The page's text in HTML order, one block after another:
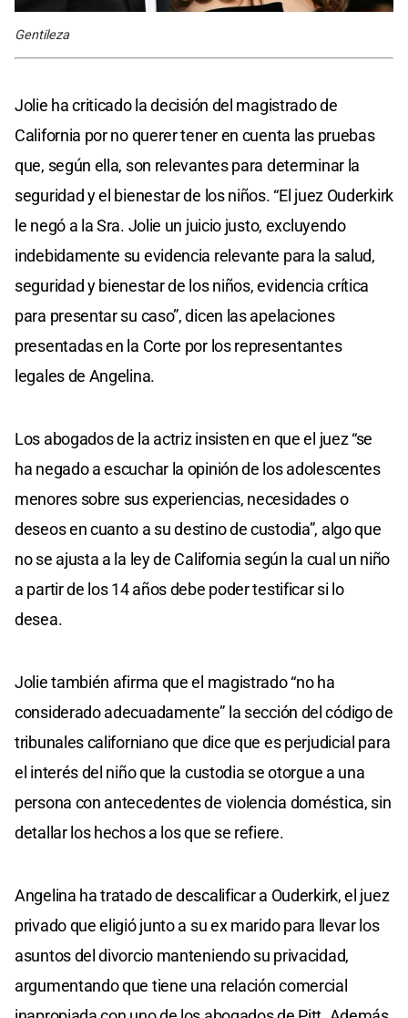
Gentileza
Jolie ha criticado la decisión del magistrado de
California por no querer tener en cuenta las pruebas
que, según ella, son relevantes para determinar la
seguridad y el bienestar de los niños. “El juez Ouderkirk
le negó a la Sra. Jolie un juicio justo, excluyendo
indebidamente su evidencia relevante para la salud,
seguridad y bienestar de los niños, evidencia crítica
para presentar su caso”, dicen las apelaciones
presentadas en la Corte por los representantes
legales de Angelina.
Los abogados de la actriz insisten en que el juez “se
ha negado a escuchar la opinión de los adolescentes
menores sobre sus experiencias, necesidades o
deseos en cuanto a su destino de custodia”, algo que
no se ajusta a la ley de California según la cual un niño
a partir de los 14 años debe poder testificar si lo
desea.
Jolie también afirma que el magistrado “no ha
considerado adecuadamente” la sección del código de
tribunales californiano que dice que es perjudicial para
el interés del niño que la custodia se otorgue a una
persona con antecedentes de violencia doméstica, sin
detallar los hechos a los que se refiere.
Angelina ha tratado de descalificar a Ouderkirk, el juez
privado que eligió junto a su ex marido para llevar los
asuntos del divorcio manteniendo su privacidad,
argumentando que tiene una relación comercial